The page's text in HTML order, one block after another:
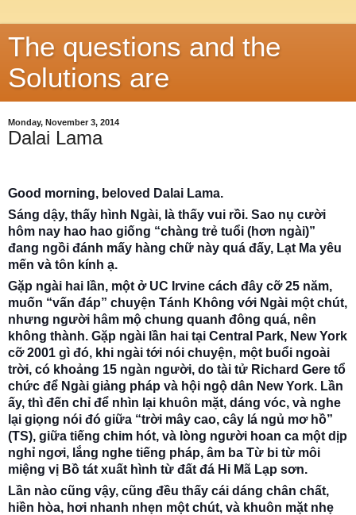
The questions and the
Solutions are
Monday, November 3, 2014
Dalai Lama
Good morning, beloved Dalai Lama.
Sáng dậy, thấy hình Ngài, là thấy vui rồi. Sao nụ cười
hôm nay hao hao giống “chàng trẻ tuổi (hơn ngài)”
đang ngồi đánh mấy hàng chữ này quá đấy, Lạt Ma yêu
mến và tôn kính ạ.
Gặp ngài hai lần, một ở UC Irvine cách đây cỡ 25 năm,
muốn “vấn đáp” chuyện Tánh Không với Ngài một chút,
nhưng người hâm mộ chung quanh đông quá, nên
không thành. Gặp ngài lần hai tại Central Park, New York
cỡ 2001 gì đó, khi ngài tới nói chuyện, một buổi ngoài
trời, có khoảng 15 ngàn người, do tài tử Richard Gere tổ
chức để Ngài giảng pháp và hội ngộ dân New York. Lần
ấy, thì đến chỉ để nhìn lại khuôn mặt, dáng vóc, và nghe
lại giọng nói đó giữa “trời mây cao, cây lá ngủ mơ hồ”
(TS), giữa tiếng chim hót, và lòng người hoan ca một dịp
nghỉ ngơi, lắng nghe tiếng pháp, âm ba Từ bi từ môi
miệng vị Bồ tát xuất hình từ đất đá Hi Mã Lạp sơn.
Lần nào cũng vậy, cũng đều thấy cái dáng chân chất,
hiền hòa, hơi nhanh nhẹn một chút, và khuôn mặt nhẹ